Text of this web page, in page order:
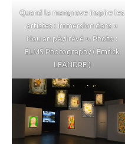
Quand la mangrove inspire les
artistes : immersion dans «
Nou an péyi révé ». Photo :
ELMS Photography ( Emrick
LEANDRE )